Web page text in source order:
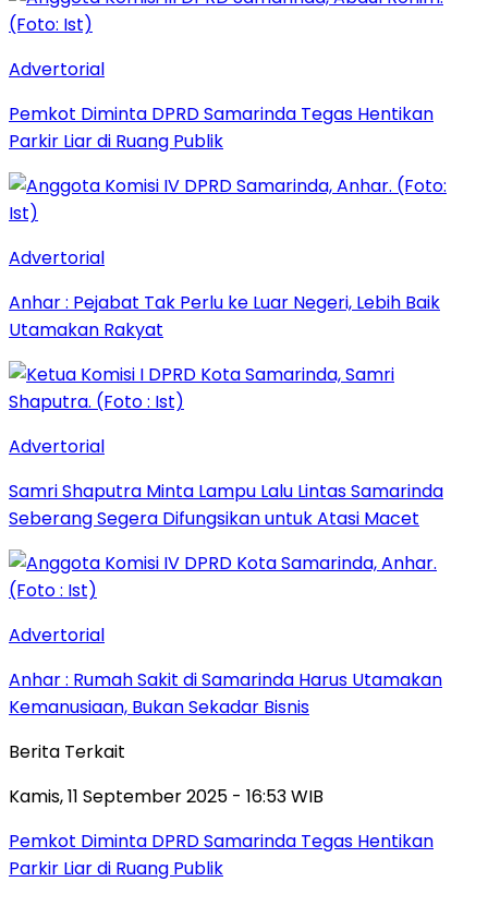
Advertorial
Pemkot Diminta DPRD Samarinda Tegas Hentikan
Parkir Liar di Ruang Publik
Advertorial
Anhar : Pejabat Tak Perlu ke Luar Negeri, Lebih Baik
Utamakan Rakyat
Advertorial
Samri Shaputra Minta Lampu Lalu Lintas Samarinda
Seberang Segera Difungsikan untuk Atasi Macet
Advertorial
Anhar : Rumah Sakit di Samarinda Harus Utamakan
Kemanusiaan, Bukan Sekadar Bisnis
Berita Terkait
Kamis, 11 September 2025 - 16:53 WIB
Pemkot Diminta DPRD Samarinda Tegas Hentikan
Parkir Liar di Ruang Publik